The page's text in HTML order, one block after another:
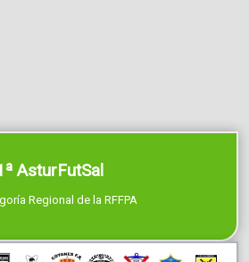
AsturFutSal
Regional de la RFFPA